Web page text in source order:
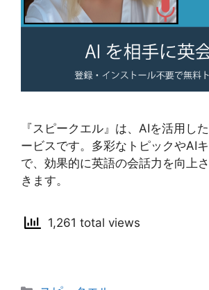
『スピークエル』は、AIを活用し
ービスです。多彩なトピックやAI
で、効果的に英語の会話力を向上
きます。
1,261 total views